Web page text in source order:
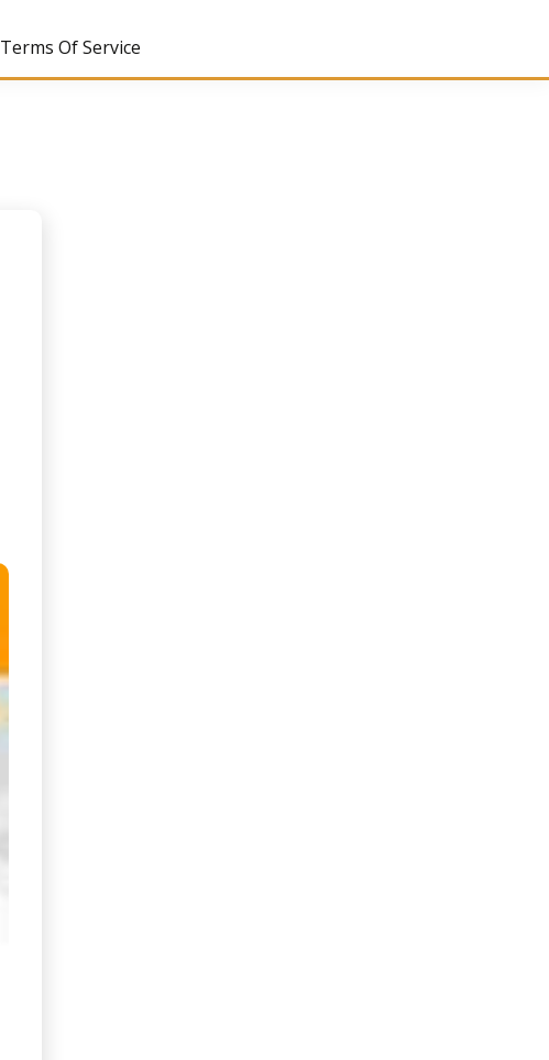
Terms Of Service